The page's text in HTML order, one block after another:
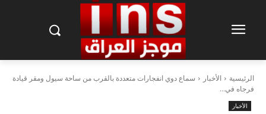
الرئيسية الأخبار
سماع دوي انفجارات متعددة بالقرب من ساحة سيول ومقر قيادة
فرجاه في...
الأخبار